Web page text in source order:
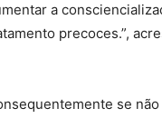
a
precoces.”,
se